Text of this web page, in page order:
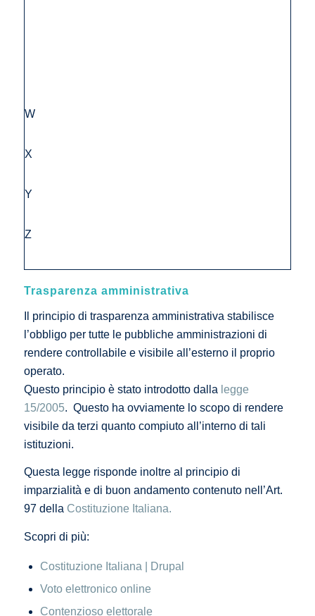
W
X
Y
Z
Trasparenza amministrativa
Il principio di trasparenza amministrativa stabilisce
l’obbligo per tutte le pubbliche amministrazioni di
rendere controllabile e visibile all’esterno il proprio
operato.
Questo principio è stato introdotto dalla legge
15/2005. Questo ha ovviamente lo scopo di rendere
visibile da terzi quanto compiuto all’interno di tali
istituzioni.
Questa legge risponde inoltre al principio di
imparzialità e di buon andamento contenuto nell’Art.
97 della Costituzione Italiana.
Scopri di più:
Costituzione Italiana | Drupal
Voto elettronico online
Contenzioso elettorale